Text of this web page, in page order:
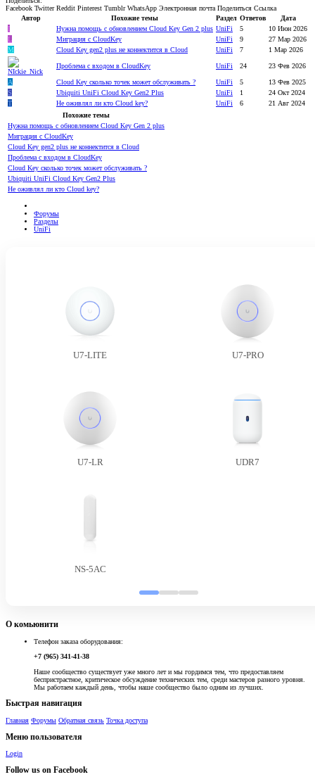
Facebook Twitter Reddit Pinterest Tumblr WhatsApp Электронная почта Поделиться Ссылка
Автор
Похожие темы Раздел Ответов
Дата
I
Нужна помощь с обновлением Cloud Key Gen 2 plus UniFi 5
10 Июн 2026
L
Миграция с CloudKey UniFi 9
27 Мар 2026
M
Cloud Key gen2 plus не коннектится в Cloud UniFi 7 1 Мар 2026
Проблема с входом в CloudKey UniFi 24 23 Фев 2026
A Cloud Key сколько точек может обслуживать ? UniFi 5
13 Фев 2025
S
Ubiquiti UniFi Cloud Key Gen2 Plus UniFi 1
24 Окт 2024
T
Не оживлял ли кто Cloud key? UniFi 6
21 Авг 2024
Похожие темы
Нужна помощь с обновлением Cloud Key Gen 2 plus
Миграция с CloudKey
Cloud Key gen2 plus не коннектится в Cloud
Проблема с входом в CloudKey
Cloud Key сколько точек может обслуживать ?
Ubiquiti UniFi Cloud Key Gen2 Plus
Не оживлял ли кто Cloud key?
Форумы
Разделы
UniFi
U7-LITE U7-PRO
U7-LR UDR7
NS-5AC
О комьюнити
Телефон заказа оборудования:
+7 (965) 341-41-38
Наше сообщество существует уже много лет и мы гордимся тем, что предоставляем
беспристрастное, критическое обсуждение технических тем, среди мастеров разного уровня.
Мы работаем каждый день, чтобы наше сообщество было одним из лучших.
Быстрая навигация
Главная Форумы Обратная связь Точка доступа
Меню пользователя
Login
Follow us on Facebook